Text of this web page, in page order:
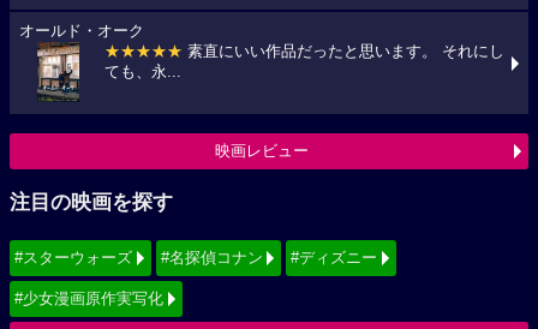
オールド・オーク
★★★★★ 素直にいい作品だったと思います。 それにし
ても、永...
映画レビュー
注目の映画を探す
#スターウォーズ #名探偵コナン #ディズニー
#少女漫画原作実写化